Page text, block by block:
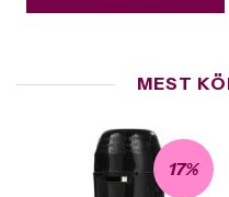
MEST
17%